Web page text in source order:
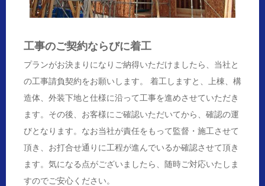
工事のご契約ならびに着工
プランがお決まりになりご納得いただけましたら、当社と
の工事請負契約をお願いします。 着工しますと、上棟、構
造体、外装下地と仕様に沿って工事を進めさせていただき
ます。その後、お客様にご確認いただいてから、確認の運
びとなります。なお当社が責任をもって監督・施工させて
頂き、お打合せ通りに工程が進んでいるか確認させて頂き
ます。気になる点がございましたら、随時ご対応いたしま
すのでご安心ください。